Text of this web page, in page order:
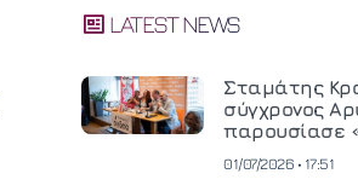
LATEST NEWS
Σταμάτης
σύγχρονος
παρουσίασε
01/07/2026 • 17:51